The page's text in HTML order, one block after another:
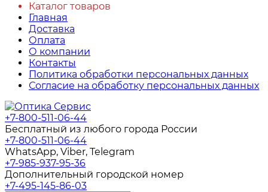
Каталог товаров
Главная
Доставка
Оплата
О компании
Контакты
Политика обработки персональных данных
Согласие на обработку персональных данных
+7-800-511-06-44
Бесплатный из любого города России
+7-800-511-06-44
WhatsApp, Viber, Telegram
+7-985-937-95-36
Дополнительный городской номер
+7-495-145-86-03